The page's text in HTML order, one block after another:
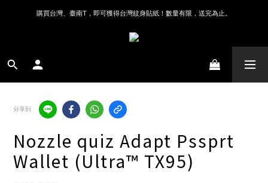
購買台灣、臺南T，即可獲得台灣紋身貼紙！數量有限，送完為止。
分享到
Nozzle quiz Adapt Pssprt
Wallet (Ultra™ TX95)